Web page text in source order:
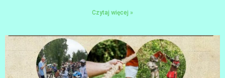
Czytaj więcej »